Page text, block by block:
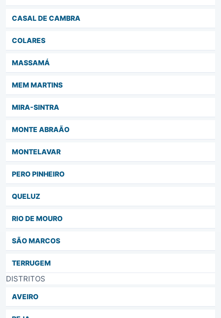
CASAL DE CAMBRA
COLARES
MASSAMÁ
MEM MARTINS
MIRA-SINTRA
MONTE ABRAÃO
MONTELAVAR
PERO PINHEIRO
QUELUZ
RIO DE MOURO
SÃO MARCOS
TERRUGEM
DISTRITOS
AVEIRO